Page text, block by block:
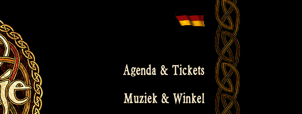
Agenda & Tickets
Muziek & Winkel